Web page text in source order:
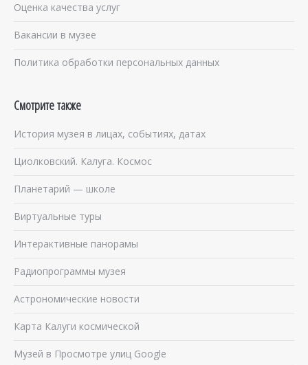
Оценка качества услуг
Вакансии в музее
Политика обработки персональных данных
Смотрите также
История музея в лицах, событиях, датах
Циолковский. Калуга. Космос
Планетарий — школе
Виртуальные туры
Интерактивные панорамы
Радиопрограммы музея
Астрономические новости
Карта Калуги космической
Музей в Просмотре улиц Google